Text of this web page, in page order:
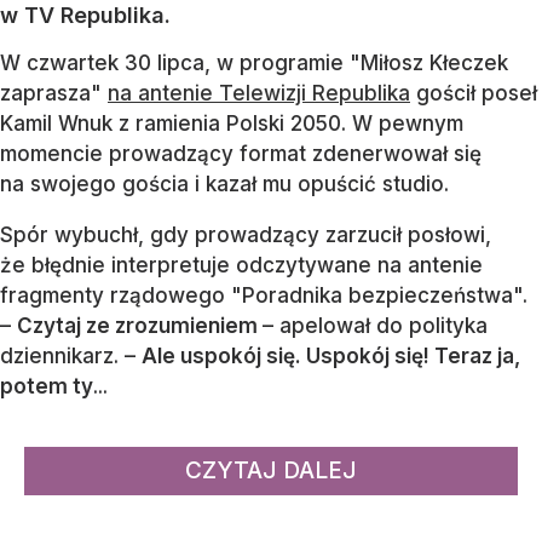
w TV Republika.
W czwartek 30 lipca, w programie "Miłosz Kłeczek
zaprasza" na antenie Telewizji Republika gościł poseł
Kamil Wnuk z ramienia Polski 2050. W pewnym
momencie prowadzący format zdenerwował się
na swojego gościa i kazał mu opuścić studio.
Spór wybuchł, gdy prowadzący zarzucił posłowi,
że błędnie interpretuje odczytywane na antenie
fragmenty rządowego "Poradnika bezpieczeństwa".
– Czytaj ze zrozumieniem – apelował do polityka
dziennikarz. – Ale uspokój się. Uspokój się! Teraz ja,
potem ty...
CZYTAJ DALEJ